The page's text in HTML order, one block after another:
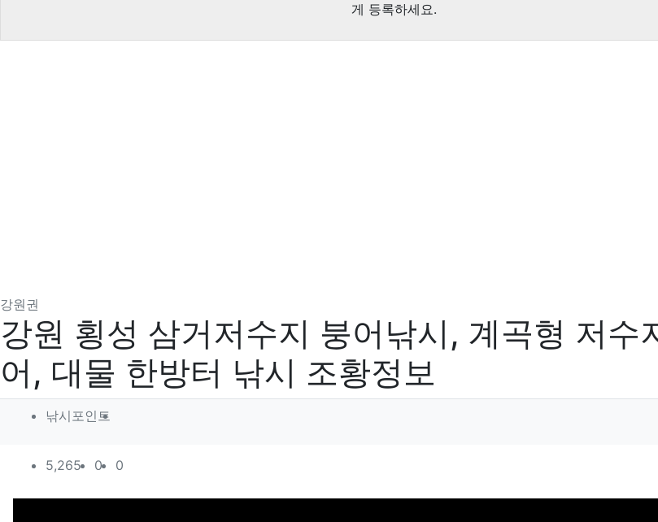
게 등록하세요.
강원권
강원 횡성 삼거저수지 붕어낚시, 계곡형 저수
어, 대물 한방터 낚시 조황정보
작성자 정보
낚시포인트
컨텐츠 정보
5,265조회
0추천
0